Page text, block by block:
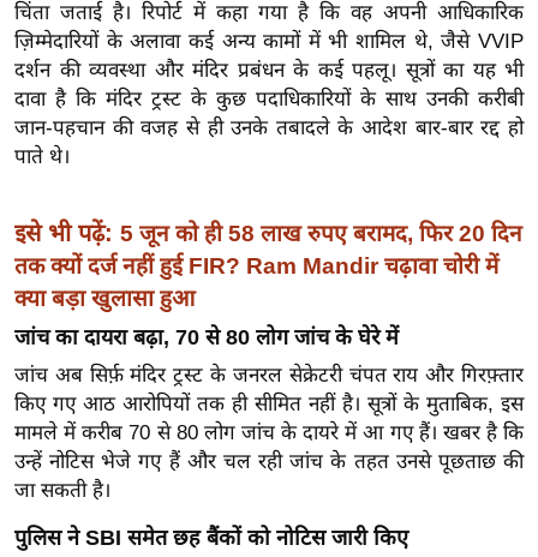
ऑ
टो
व
र्ल्ड
न्यू
ब्री
फ
म
रं
ज
न
ज
ग
त
बॉ
चिंता जताई है। रिपोर्ट में कहा गया है कि वह अपनी आधिकारिक
ज़िम्मेदारियों के अलावा कई अन्य कामों में भी शामिल थे, जैसे VVIP
दर्शन की व्यवस्था और मंदिर प्रबंधन के कई पहलू। सूत्रों का यह भी
दावा है कि मंदिर ट्रस्ट के कुछ पदाधिकारियों के साथ उनकी करीबी
जान-पहचान की वजह से ही उनके तबादले के आदेश बार-बार रद्द हो
पाते थे।
इसे भी पढ़ें: 5 जून को ही 58 लाख रुपए बरामद, फिर 20 दिन
तक क्यों दर्ज नहीं हुई FIR? Ram Mandir चढ़ावा चोरी में
क्या बड़ा खुलासा हुआ
जांच का दायरा बढ़ा, 70 से 80 लोग जांच के घेरे में
जांच अब सिर्फ़ मंदिर ट्रस्ट के जनरल सेक्रेटरी चंपत राय और गिरफ़्तार
किए गए आठ आरोपियों तक ही सीमित नहीं है। सूत्रों के मुताबिक, इस
मामले में करीब 70 से 80 लोग जांच के दायरे में आ गए हैं। खबर है कि
उन्हें नोटिस भेजे गए हैं और चल रही जांच के तहत उनसे पूछताछ की
जा सकती है।
पुलिस ने SBI समेत छह बैंकों को नोटिस जारी किए